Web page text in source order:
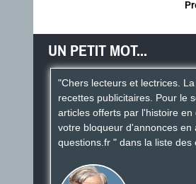
UN PETIT MOT...
"Chers lecteurs et lectrices.
recettes publicitaires. Pour le
articles offerts par l'histoire
votre bloqueur d'annonces en
questions.fr " dans la liste des